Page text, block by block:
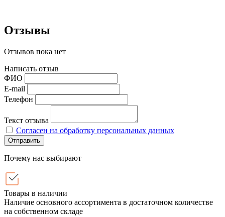
Отзывы
Отзывов пока нет
Написать отзыв
ФИО
E-mail
Телефон
Текст отзыва
Согласен на обработку персональных данных
Отправить
Почему нас выбирают
Товары в наличии
Наличие основного ассортимента в достаточном количестве
на собственном складе